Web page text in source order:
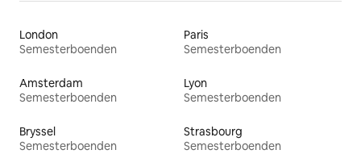
London
Semesterboenden
Paris
Semesterboenden
Amsterdam
Semesterboenden
Lyon
Semesterboenden
Bryssel
Semesterboenden
Strasbourg
Semesterboenden